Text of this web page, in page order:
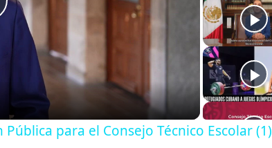
para el Consejo Técnico Escolar (1)